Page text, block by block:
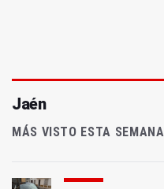
Jaén
MÁS VISTO ESTA SEMANA